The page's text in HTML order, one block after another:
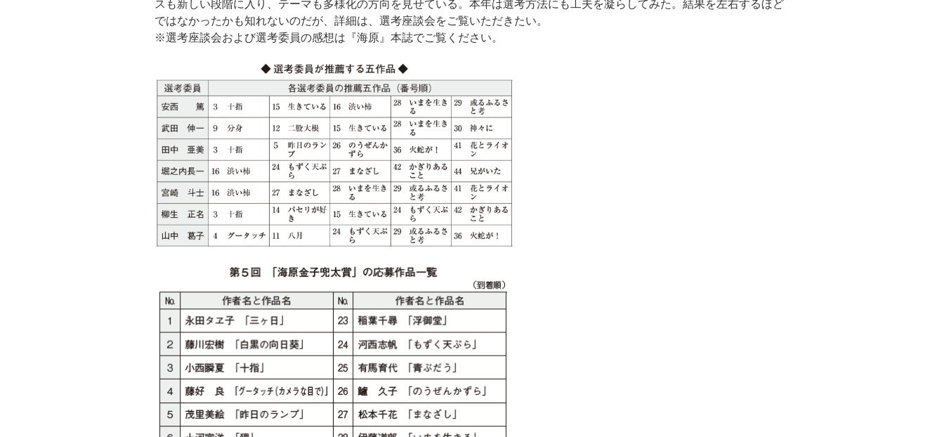
スも新しい段階に入り、テーマも多様化の方向を見せている。本年は選考方法にも工夫を凝らしてみた。結果を左右するほど
ではなかったかも知れないのだが、詳細は、選考座談会をご覧いただきたい。
※選考座談会および選考委員の感想は『海原』本誌でご覧ください。